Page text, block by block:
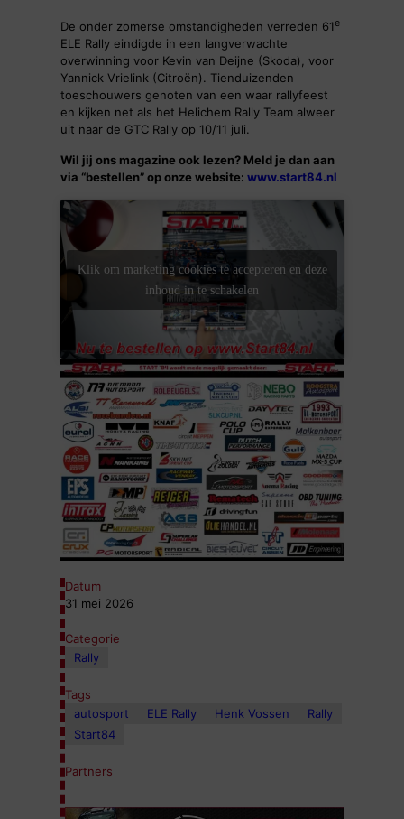
De onder zomerse omstandigheden verreden 61e
ELE Rally eindigde in een langverwachte
overwinning voor Kevin van Deijne (Skoda), voor
Yannick Vrielink (Citroën). Tienduizenden
toeschouwers genoten van een waar rallyfeest
en kijken net als het Helichem Rally Team alweer
uit naar de GTC Rally op 10/11 juli.
Wil jij ons magazine ook lezen? Meld je dan aan
via “bestellen” op onze website: www.start84.nl
Klik om marketing cookies te accepteren en deze
inhoud in te schakelen
Datum
31 mei 2026
Categorie
Rally
Tags
autosport
ELE Rally Henk Vossen
Rally
Start84
Partners